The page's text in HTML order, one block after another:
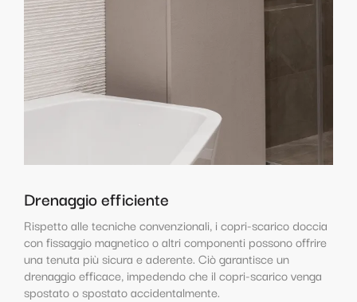
Drenaggio efficiente
Rispetto alle tecniche convenzionali, i copri-scarico doccia
con fissaggio magnetico o altri componenti possono offrire
una tenuta più sicura e aderente. Ciò garantisce un
drenaggio efficace, impedendo che il copri-scarico venga
spostato o spostato accidentalmente.